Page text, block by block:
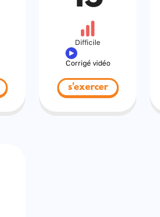
Difficile
Corrigé vidéo
s'exercer